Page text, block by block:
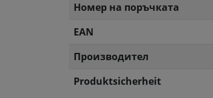
Номер на поръчката
EAN
Производител
Produktsicherheit